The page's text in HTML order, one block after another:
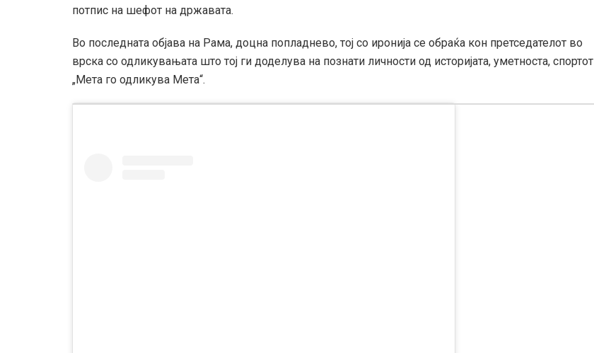
потпис на шефот на државата.
Во последната објава на Рама, доцна попладнево, тој со иронија се обраќа кон претседателот во
врска со одликувањата што тој ги доделува на познати личности од историјата, уметноста, спортот
„Мета го одликува Мета“.